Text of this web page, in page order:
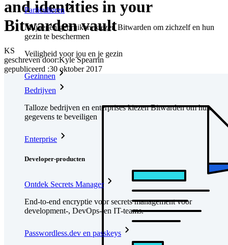
Particulieren
Miljoenen gebruikers kiezen Bitwarden om zichzelf en hun
gezin te beschermen
Veiligheid voor jou en je gezin
Gezinnen
Bedrijven
Talloze bedrijven en enterprises kiezen Bitwarden om hun
gegevens te beveiligen
Enterprise
Developer-producten
Ontdek Secrets Manager
End-to-end encryptie voor secrets management voor
development-, DevOps- en IT-teams.
Passwordless.dev en passkeys
and identities in your
Bitwarden vault
KS
geschreven door:Kyle Spearrin
gepubliceerd :30 oktober 2017